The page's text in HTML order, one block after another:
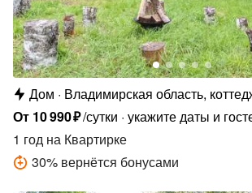
Дом
Владимирская область,
Сосновые Озёра
От 10990₽/сутки укажите даты и
1 год на Квартирке
30% вернётся бонусами